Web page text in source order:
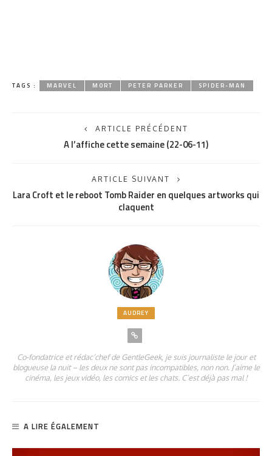
TAGS : MARVEL MORT PETER PARKER SPIDER-MAN
ARTICLE PRÉCÉDENT
A l’affiche cette semaine (22-06-11)
ARTICLE SUIVANT
Lara Croft et le reboot Tomb Raider en quelques artworks qui
claquent
AUDREY
Co-fondatrice et rédac’chef de GentleGeek, je suis journaliste le jour et
blogueuse la nuit – les deux ne sont pas incompatibles, non non. J’aime le
cinéma, les jeux vidéo, les comics et les chats. C’est déjà pas mal !
A LIRE ÉGALEMENT